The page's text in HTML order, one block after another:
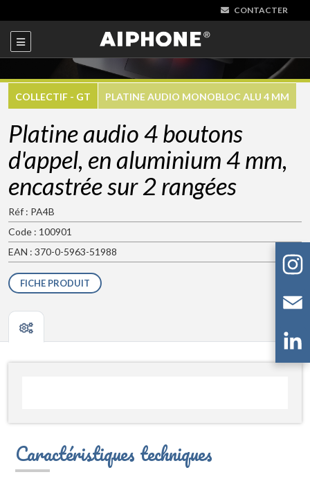
CONTACTER
COLLECTIF - GT PLATINE AUDIO MONOBLOC ALU 4 MM
Platine audio 4 boutons
d'appel, en aluminium 4 mm,
encastrée sur 2 rangées
Réf : PA4B
Code : 100901
EAN : 370-0-5963-51988
FICHE PRODUIT
Caractéristiques techniques